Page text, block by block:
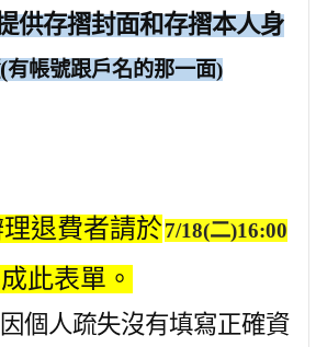
供存摺封面和存摺本人身
有帳號跟戶名的那一面)
退費者請於7/18(二)16:00
此表單。
個人疏失沒有填寫正確資